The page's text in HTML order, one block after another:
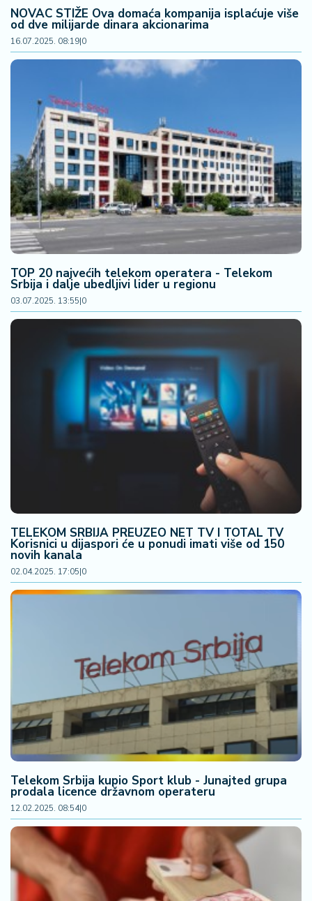
NOVAC STIŽE Ova domaća kompanija isplaćuje više
od dve milijarde dinara akcionarima
16.07.2025. 08:19|0
TOP 20 najvećih telekom operatera - Telekom
Srbija i dalje ubedljivi lider u regionu
03.07.2025. 13:55|0
TELEKOM SRBIJA PREUZEO NET TV I TOTAL TV
Korisnici u dijaspori će u ponudi imati više od 150
novih kanala
02.04.2025. 17:05|0
Telekom Srbija kupio Sport klub - Junajted grupa
prodala licence državnom operateru
12.02.2025. 08:54|0